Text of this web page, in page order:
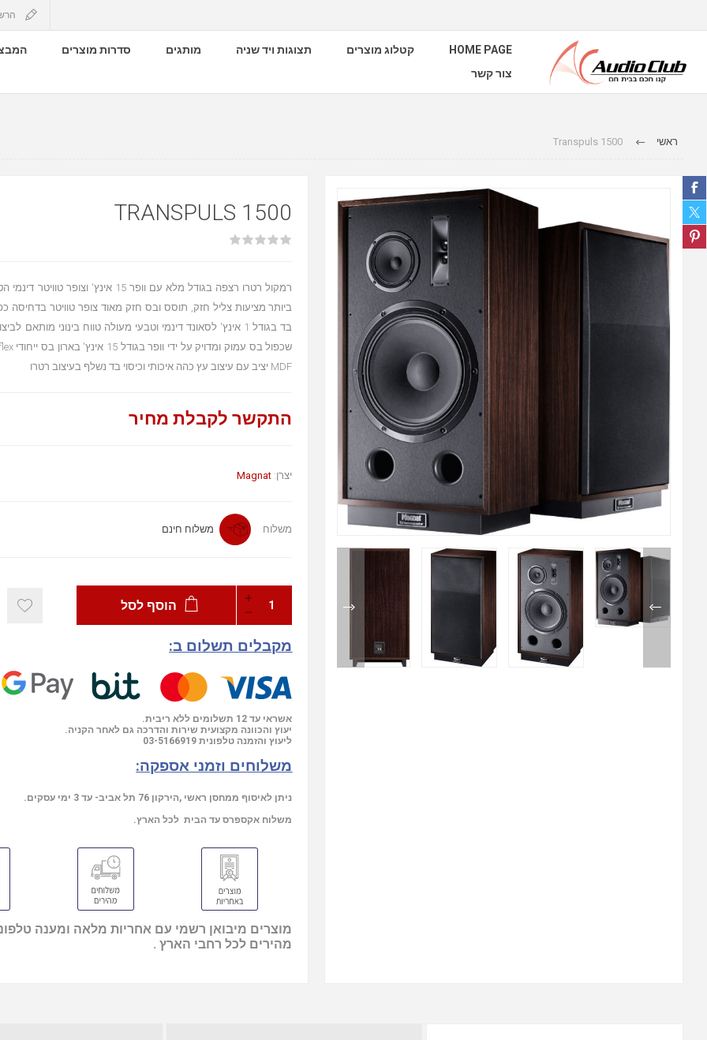
HOME PAGE קטלוג מוצרים תצוגות ויד שניה מותגים סדרות מוצרים
צור קשר
ראשי Transpuls 1500
TRANSPULS 1500
רמקול רטרו רצפה בגודל מלא עם וופר 15 אינץ'
ביותר מציעות צליל חזק, תוסס ובס חזק מאוד צופר טוויטר בדחיסה
בד בגודל 1 אינץ' לסאונד דינמי וטבעי מעולה טווח בינוני מותאם
MDF יציב עם עיצוב עץ כהה איכותי וכיסוי בד נשלף בעיצוב רטרו
התקשר לקבלת מחיר
יצרן: Magnat
משלוח משלוח חינם
הוסף לסל
מקבלים תשלום ב:
אשראי עד 12 תשלומים ללא ריבית.
יעוץ והכוונה מקצועית שירות והדרכה גם לאחר הקניה.
ליעוץ והזמנה טלפונית 03-5166919
משלוחים וזמני אספקה:
ניתן לאיסוף ממחסן ראשי ,הירקון 76 תל אביב- עד 3 ימי עסקים.
משלוח אקספרס עד הבית לכל הארץ.
מוצרים מיבואן רשמי עם אחריות מלאה ומענה
מהירים לכל רחבי הארץ .